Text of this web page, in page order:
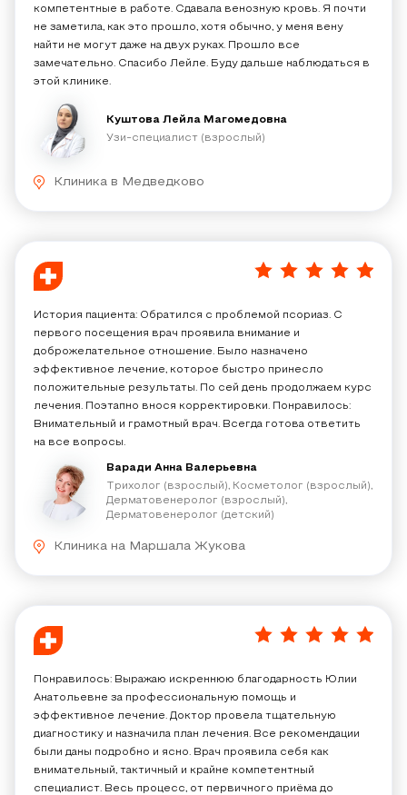
компетентные в работе. Сдавала венозную кровь. Я почти
не заметила, как это прошло, хотя обычно, у меня вену
найти не могут даже на двух руках. Прошло все
замечательно. Спасибо Лейле. Буду дальше наблюдаться в
этой клинике.
Куштова Лейла Магомедовна
Узи-специалист (взрослый)
Клиника в Медведково
5/5
История пациента: Обратился с проблемой псориаз​. С
первого посещения врач проявила внимание и
доброжелательное отношение. Было назначено
эффективное лечение, которое быстро принесло
положительные результаты. По сей день продолжаем курс
лечения. Поэтапно внося корректировки. Понравилось:
Внимательный и грамотный врач. Всегда готова ответить
на все вопросы.
Варади Анна Валерьевна
Трихолог (взрослый), Косметолог (взрослый),
Дерматовенеролог (взрослый),
Дерматовенеролог (детский)
Клиника на Маршала Жукова
5/5
Понравилось: Выражаю искреннюю благодарность Юлии
Анатольевне за профессиональную помощь и
эффективное лечение. Доктор провела тщательную
диагностику и назначила план лечения. Все рекомендации
были даны подробно и ясно. Врач проявила себя как
внимательный, тактичный и крайне компетентный
специалист. Весь процесс, от первичного приёма до